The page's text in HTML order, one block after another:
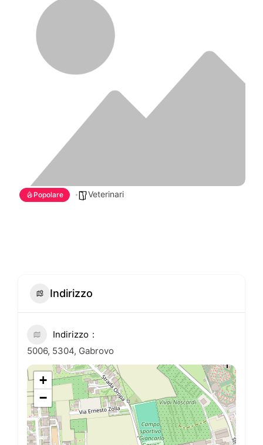
Popolare Veterinari
Indirizzo
Indirizzo
5006, 5304, Gabrovo
+
−